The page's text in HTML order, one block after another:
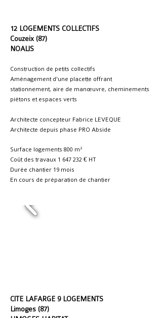
12 LOGEMENTS COLLECTIFS
Couzeix (87)
NOALIS
Construction de petits collectifs
Aménagement d'une placette offrant
stationnement, aire de manœuvre, cheminements
piétons et espaces verts
Architecte concepteur Fabrice LEVEQUE
Architecte depuis phase PRO Abside
Surface logements 800 m²
Coût des travaux 1 647 232 € HT
Durée chantier 19 mois
En cours de préparation de chantier
CITE LAFARGE 9 LOGEMENTS
Limoges (87)